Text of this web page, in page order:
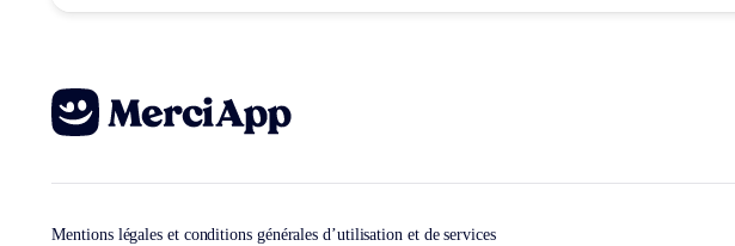
Mentions légales et conditions générales d’utilisation et de services